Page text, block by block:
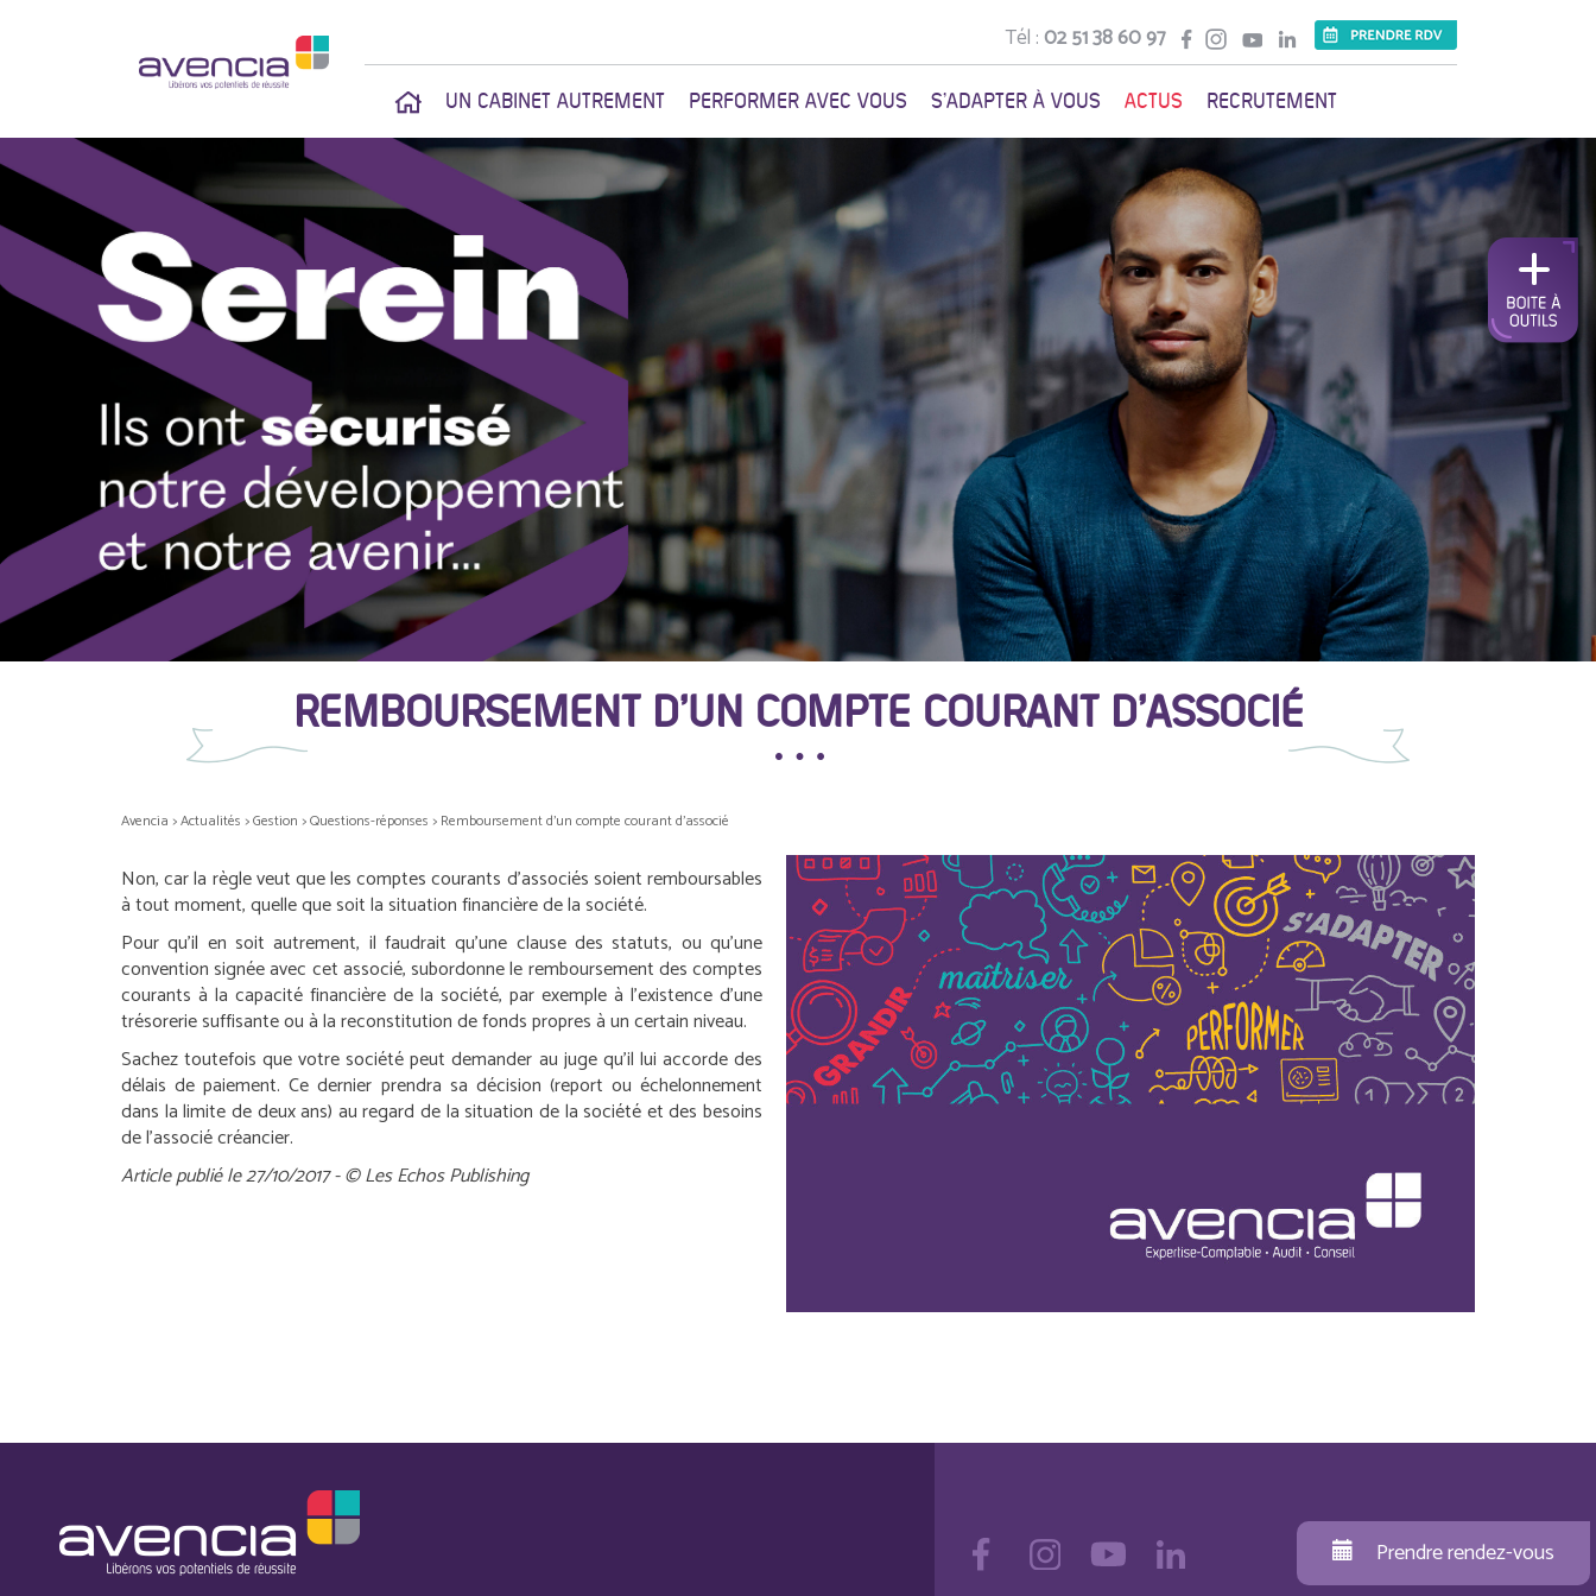
Tél :02 51 38 60 97
UN CABINET AUTREMENT PERFORMER AVEC VOUS S'ADAPTER À VOUS ACTUS RECRUTEMENT
REMBOURSEMENT D’UN COMPTE COURANT D’ASSOCIÉ
Avencia >Actualités >Gestion >Questions-réponses > Remboursement d’un compte courant d’associé
Non, car la règle veut que les comptes courants d’associés soient remboursables
à tout moment, quelle que soit la situation financière de la société.
Pour qu’il en soit autrement, il faudrait qu’une clause des statuts, ou qu’une
convention signée avec cet associé, subordonne le remboursement des comptes
courants à la capacité financière de la société, par exemple à l’existence d’une
trésorerie suffisante ou à la reconstitution de fonds propres à un certain niveau.
Sachez toutefois que votre société peut demander au juge qu’il lui accorde des
délais de paiement. Ce dernier prendra sa décision (report ou échelonnement
dans la limite de deux ans) au regard de la situation de la société et des besoins
de l’associé créancier.
Article publié le 27/10/2017 - © Les Echos Publishing
Prendre rendez-vous